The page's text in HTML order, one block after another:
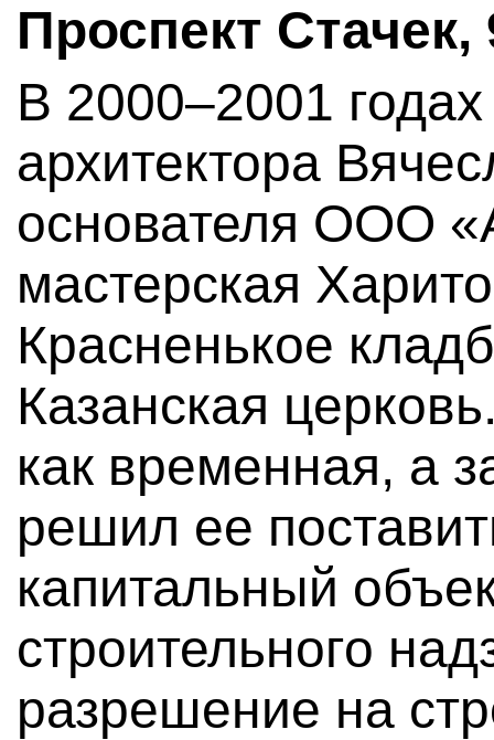
Проспект Стачек,
В 2000–2001
архитектора
основателя ООО
мастерская
Красненькое
Казанская
как временная, а
решил ее
капитальный
строительного
разрешение на